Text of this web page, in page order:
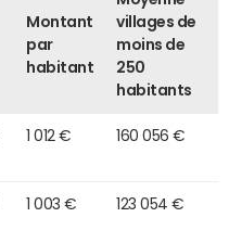
Montant
par
habitant
villages de
moins de
250
habitants
1 012 € 160 056 €
1 003 € 123 054 €